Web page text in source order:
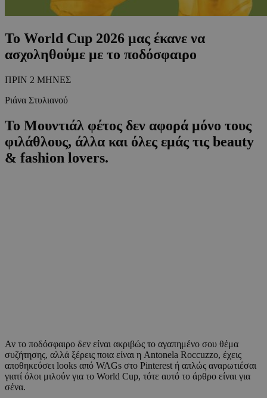
Το World Cup 2026 μας έκανε να
ασχοληθούμε με το ποδόσφαιρο
ΠΡΙΝ 2 ΜΗΝΕΣ
Ριάνα Στυλιανού
Το Μουντιάλ φέτος δεν αφορά μόνο τους
φιλάθλους, άλλα και όλες εμάς τις beauty
& fashion lovers.
Αν το ποδόσφαιρο δεν είναι ακριβώς το αγαπημένο σου θέμα
συζήτησης, αλλά ξέρεις ποια είναι η Antonela Roccuzzo, έχεις
αποθηκεύσει looks από WAGs στο Pinterest ή απλώς αναρωτιέσαι
γιατί όλοι μιλούν για το World Cup, τότε αυτό το άρθρο είναι για
σένα.